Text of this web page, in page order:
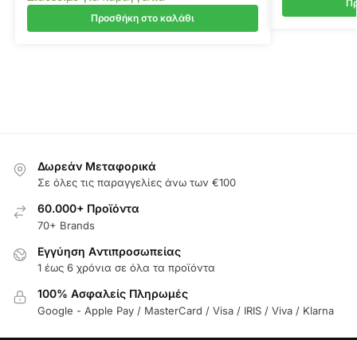
Προσθήκη στο καλάθι
Δωρεάν Μεταφορικά
Σε όλες τις παραγγελίες άνω των €100
60.000+ Προϊόντα
70+ Brands
Εγγύηση Aντιπροσωπείας
1 έως 6 χρόνια σε όλα τα προϊόντα
100% Ασφαλείς Πληρωμές
Google - Apple Pay / MasterCard / Visa / IRIS / Viva / Klarna